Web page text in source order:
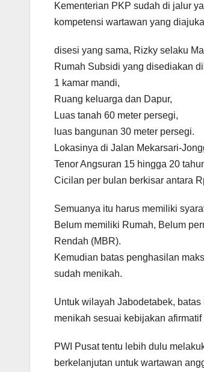
Kementerian PKP sudah di jalur
kompetensi wartawan yang
disesi yang sama, Rizky selaku
Rumah Subsidi yang disediakan
1 kamar mandi,
Ruang keluarga dan Dapur,
Luas tanah 60 meter persegi,
luas bangunan 30 meter persegi.
Lokasinya di Jalan Mekarsari-
Tenor Angsuran 15 hingga 20
Cicilan per bulan berkisar antara
Semuanya itu harus memiliki
Belum memiliki Rumah, Belum
Rendah (MBR).
Kemudian batas penghasilan
sudah menikah.
Untuk wilayah Jabodetabek,
menikah sesuai kebijakan
PWI Pusat tentu lebih dulu
berkelanjutan untuk wartawan